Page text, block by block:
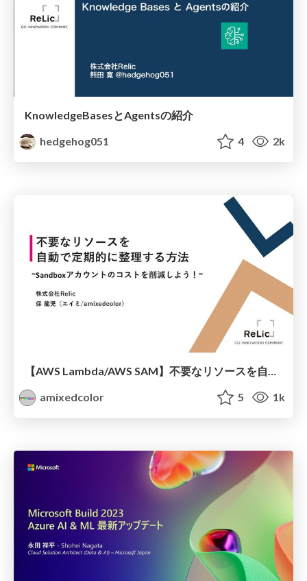
KnowledgeBasesとAgentsの紹介
hedgehog051
4 2k
amixedcolor
5 1k